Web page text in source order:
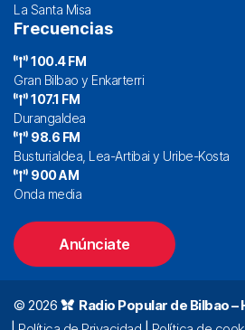
La Santa Misa
Frecuencias
100.4 FM
Gran Bilbao y Enkarterri
107.1 FM
Durangaldea
98.6 FM
Busturialdea, Lea-Artibai y Uribe-Kosta
900 AM
Onda media
Anúnciate
© 2026 Radio Popular de Bilbao